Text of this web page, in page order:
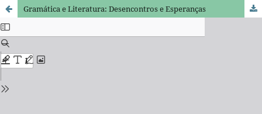
Gramática e Literatura: Desencontros e Esperanças